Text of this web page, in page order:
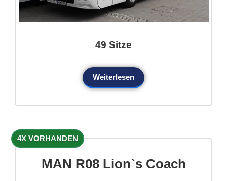
49 Sitze
Weiterlesen
4X VORHANDEN
MAN R08 Lion`s Coach